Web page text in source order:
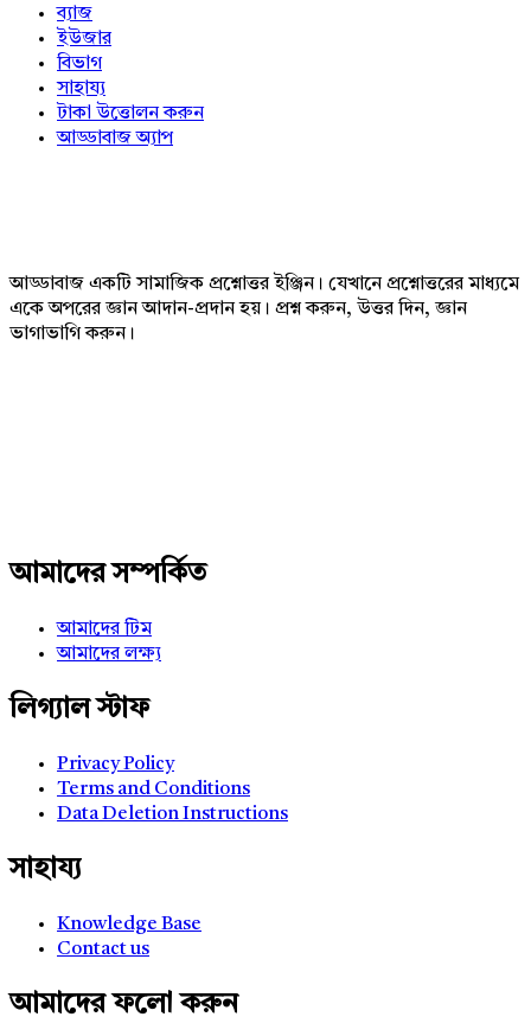
ব্যাজ
ইউজার
বিভাগ
সাহায্য
টাকা উত্তোলন করুন
আড্ডাবাজ অ্যাপ
আড্ডাবাজ একটি সামাজিক প্রশ্নোত্তর ইঞ্জিন। যেখানে প্রশ্নোত্তরের মাধ্যমে
একে অপরের জ্ঞান আদান-প্রদান হয়। প্রশ্ন করুন, উত্তর দিন, জ্ঞান
ভাগাভাগি করুন।
আমাদের সম্পর্কিত
আমাদের টিম
আমাদের লক্ষ্য
লিগ্যাল স্টাফ
Privacy Policy
Terms and Conditions
Data Deletion Instructions
সাহায্য
Knowledge Base
Contact us
আমাদের ফলো করুন